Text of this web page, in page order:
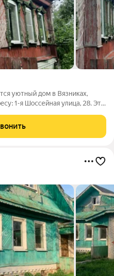
уютный дом в Вязниках,
1-я Шоссейная улица, 28. Это
от городской суеты. На